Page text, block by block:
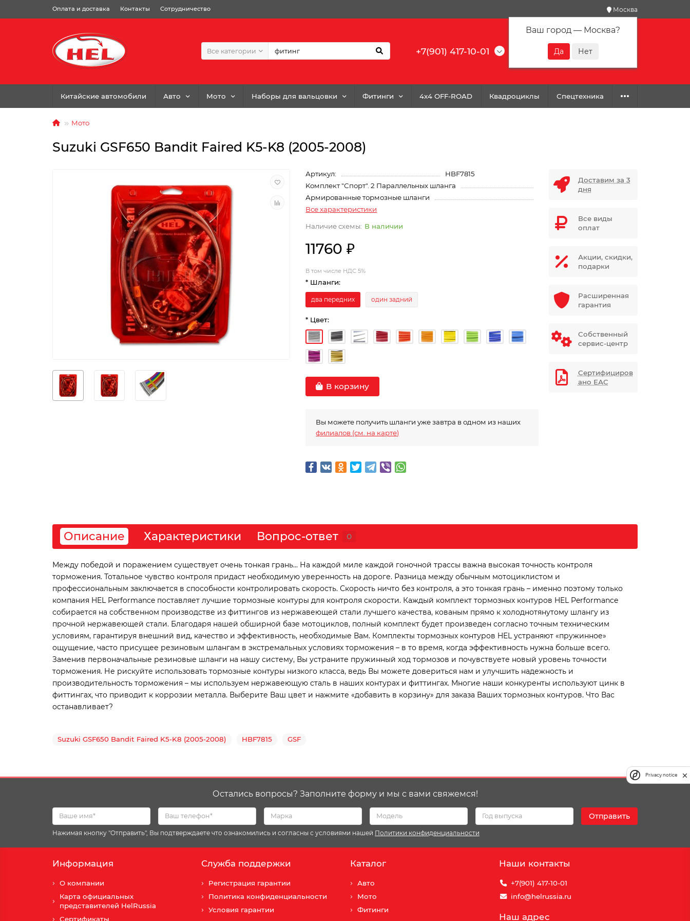
Оплата и доставка Контакты Сотрудничество Москва
Ваш город — Москва?
Все категории +7(901) 417-10-01
Китайские автомобили Авто Мото Наборы для вальцовки Фитинги 4x4 OFF-ROAD Квадроциклы Спецтехника
Мото
Suzuki GSF650 Bandit Faired K5-K8 (2005-2008)
Артикул:
HBF7815
Kомплект "Спорт". 2 Параллельных шланга
Армированные тормозные шланги
Все характеристики
В наличии
11760 ₽
В том числе НДС 5%
* Шланги:
два передних один задний
* Цвет:
В корзину
Вы можете получить шланги уже завтра в одном из наших
филиалов (см. на карте)
Доставим за 3
дня
Все виды
оплат
Акции, скидки,
подарки
Расширенная
гарантия
Собственный
сервис-центр
Сертифициров
ано ЕАС
Описание Характеристики Вопрос-ответ 0
Между победой и поражением существует очень тонкая грань... На каждой миле каждой гоночной трассы важна высокая точность контроля
торможения. Тотальное чувство контроля придаст необходимую уверенность на дороге. Разница между обычным мотоциклистом и
профессиональным заключается в способности контролировать скорость. Скорость ничто без контроля, а это тонкая грань – именно поэтому только
компания HEL Performance поставляет лучшие тормозные контуры для контроля скорости. Каждый комплект тормозных контуров HEL Performance
собирается на собственном производстве из фиттингов из нержавеющей стали лучшего качества, кованым прямо к холоднотянутому шлангу из
прочной нержавеющей стали. Благодаря нашей обширной базе мотоциклов, полный комплект будет произведен согласно точным техническим
условиям, гарантируя внешний вид, качество и эффективность, необходимые Вам. Комплекты тормозных контуров HEL устраняют «пружинное»
ощущение, часто присущее резиновым шлангам в экстремальных условиях торможения – в то время, когда эффективность нужна больше всего.
Заменив первоначальные резиновые шланги на нашу систему, Вы устраните пружинный ход тормозов и почувствуете новый уровень точности
торможения. Не рискуйте использовать тормозные контуры низкого класса, ведь Вы можете довериться нам и улучшить надежность и
производительность торможения – мы используем нержавеющую сталь в наших контурах и фиттингах. Многие наши конкуренты используют цинк в
фиттингах, что приводит к коррозии металла. Выберите Ваш цвет и нажмите «добавить в корзину» для заказа Ваших тормозных контуров. Что Вас
останавливает?
Suzuki GSF650 Bandit Faired K5-K8 (2005-2008) HBF7815 GSF
Остались вопросы? Заполните форму и мы с вами свяжемся!
Отправить
Нажимая кнопку "Отправить", Вы подтверждаете что ознакомились и согласны с условиями нашей Политики конфиденциальности
Информация
О компании
Карта официальных
представителей HelRussia
Сертификаты
Служба поддержки
Регистрация гарантии
Политика конфиденциальности
Условия гарантии
Каталог
Авто
Мото
Фитинги
Наши контакты
+7(901) 417-10-01
info@helrussia.ru
Наш адрес
Privacy notice